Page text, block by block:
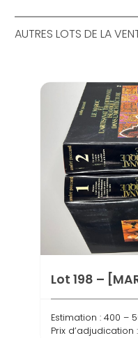
AUTRES LOTS DE LA
Lot 198 –
Estimation : 400 –
Prix d’adjudication